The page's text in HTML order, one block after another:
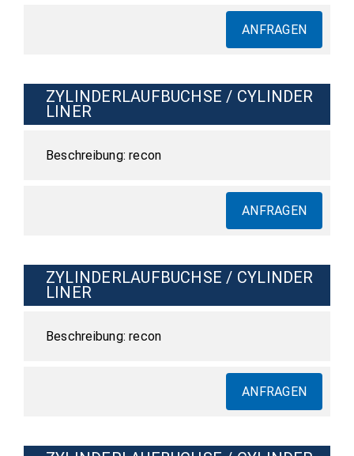
ANFRAGEN
ZYLINDERLAUFBUCHSE / CYLINDER
LINER
recon
ANFRAGEN
ZYLINDERLAUFBUCHSE / CYLINDER
LINER
recon
ANFRAGEN